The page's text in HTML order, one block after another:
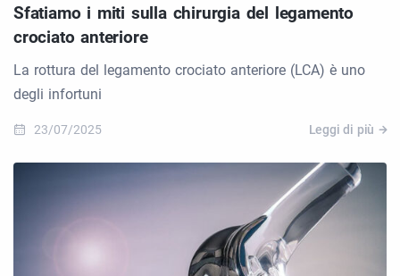
Sfatiamo i miti sulla chirurgia del legamento
crociato anteriore
La rottura del legamento crociato anteriore (LCA) è uno
degli infortuni
23/07/2025 Leggi di più